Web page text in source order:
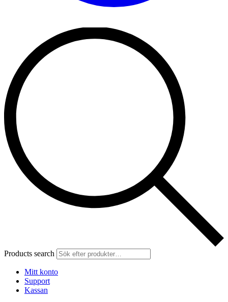
Products search
Mitt konto
Support
Kassan